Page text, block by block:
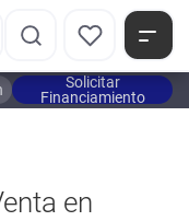
Solicitar
Financiamiento
en